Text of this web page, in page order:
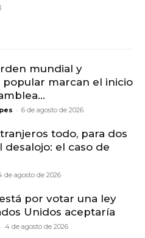
mundial y
popular marcan el inicio
- 6 de agosto de 2026
todo, para dos
desalojo: el caso de
de agosto de 2026
por votar una ley
Unidos aceptaría
- 4 de agosto de 2026